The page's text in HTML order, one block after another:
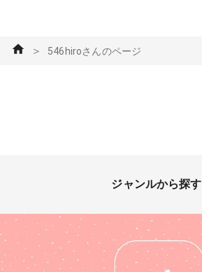
＞ 546hiroさんのページ
ジャンルから探す